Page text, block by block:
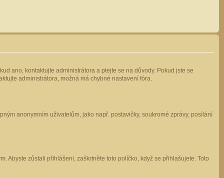
ano, kontaktujte administrátora a ptejte se na důvody. Pokud jste se
administrátora, možná má chybné nastavení fóra.
anonymním uživatelům, jako např. postavičky, soukromé zprávy, posílání
Abyste zůstali přihlášeni, zaškrtněte toto políčko, když se přihlašujete. Toto